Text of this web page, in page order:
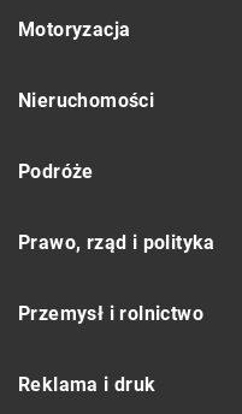
Motoryzacja
Nieruchomości
Podróże
Prawo, rząd i polityka
Przemysł i rolnictwo
Reklama i druk